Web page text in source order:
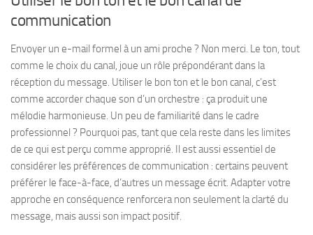
communication
Envoyer un e-mail formel à un ami proche ? Non merci. Le ton, tout
comme le choix du canal, joue un rôle prépondérant dans la
réception du message. Utiliser le bon ton et le bon canal, c’est
comme accorder chaque son d’un orchestre : ça produit une
mélodie harmonieuse. Un peu de familiarité dans le cadre
professionnel ? Pourquoi pas, tant que cela reste dans les limites
de ce qui est perçu comme approprié. Il est aussi essentiel de
considérer les préférences de communication : certains peuvent
préférer le face-à-face, d’autres un message écrit. Adapter votre
approche en conséquence renforcera non seulement la clarté du
message, mais aussi son impact positif.